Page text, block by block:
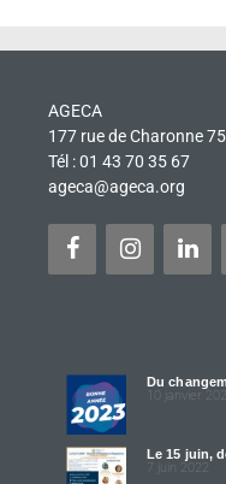
AGECA
177 rue de Charonne
Tél : 01 43 70 35 67
ageca@ageca.org
Du
10 janvier
Le 15 juin,
7 juin 2022